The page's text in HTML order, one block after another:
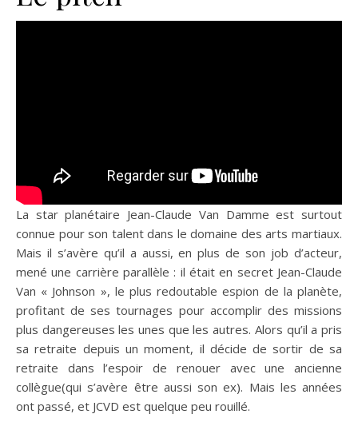
La star planétaire Jean-Claude Van Damme est surtout
connue pour son talent dans le domaine des arts martiaux.
Mais il s’avère qu’il a aussi, en plus de son job d’acteur,
mené une carrière parallèle : il était en secret Jean-Claude
Van « Johnson », le plus redoutable espion de la planète,
profitant de ses tournages pour accomplir des missions
plus dangereuses les unes que les autres. Alors qu’il a pris
sa retraite depuis un moment, il décide de sortir de sa
retraite dans l’espoir de renouer avec une ancienne
collègue(qui s’avère être aussi son ex). Mais les années
ont passé, et JCVD est quelque peu rouillé.